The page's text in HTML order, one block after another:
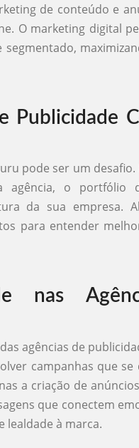
de conteúdo e
O marketing digital
Publicidade
pode ser um
agência, o portfólio
da sua empresa.
para entender
nas
agências de
campanhas que se
a criação de
que conectem
lealdade à marca.